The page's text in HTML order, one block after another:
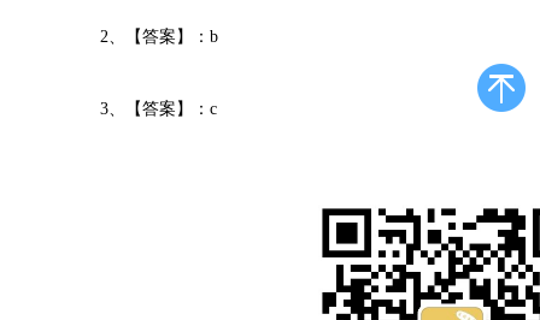
2、【答案】：b
3、【答案】：c